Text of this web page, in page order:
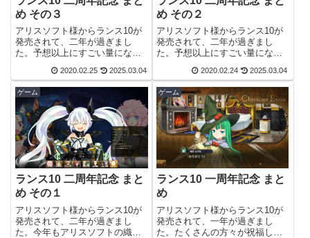
め その３
アリスソフト様からランス10が
発売されて、二年が過ぎまし
た。予想以上にすごい量になっ
ました。ランス10 二周年記念 ま
とめ その１、その２はこちらで
す。では、その２の続きです。
おはよう というか こんち
わ。続きし...
2020.02.25 2025.03.04
め その２
アリスソフト様からランス10が
発売されて、二年が過ぎまし
た。予想以上にすごい量になっ
ランス10 二周年記念 まとめ そ
の１はこちらです。では、その
１の続きです。Q：魔王制度が
崩れ魔人という概念が無くなり
ましたが、...
2020.02.24 2025.03.04
ゲーム
ランス10 二周年記念 まと
め その１
アリスソフト様からランス10が
発売されて、二年が過ぎまし
た。今年もアリスソフトの織音
ゲーム
ランス10 一周年記念 まと
め
アリスソフト様からランス10が
発売されて、一年が過ぎまし
た。たくさんの方々が祝福して